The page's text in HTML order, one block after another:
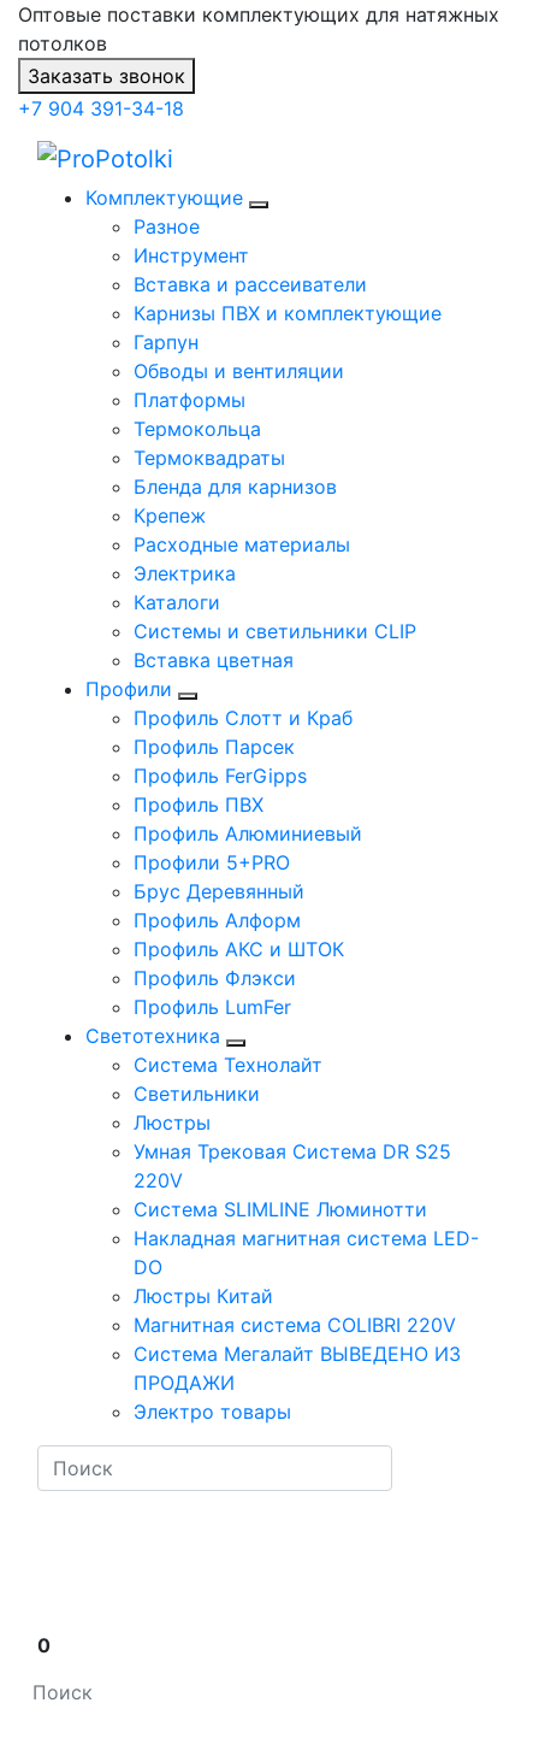
Оптовые поставки комплектующих для натяжных
потолков
Заказать звонок
+7 904 391-34-18
Комплектующие
Разное
Инструмент
Вставка и рассеиватели
Карнизы ПВХ и комплектующие
Гарпун
Обводы и вентиляции
Платформы
Термокольца
Термоквадраты
Бленда для карнизов
Крепеж
Расходные материалы
Электрика
Каталоги
Системы и светильники CLIP
Вставка цветная
Профили
Профиль Слотт и Краб
Профиль Парсек
Профиль FerGipps
Профиль ПВХ
Профиль Алюминиевый
Профили 5+PRO
Брус Деревянный
Профиль Алформ
Профиль АКС и ШТОК
Профиль Флэкси
Профиль LumFer
Светотехника
Система Технолайт
Светильники
Люстры
Умная Трековая Система DR S25
220V
Система SLIMLINE Люминотти
Накладная магнитная система LED-
DO
Люстры Китай
Магнитная система COLIBRI 220V
Система Мегалайт ВЫВЕДЕНО ИЗ
ПРОДАЖИ
Электро товары
0